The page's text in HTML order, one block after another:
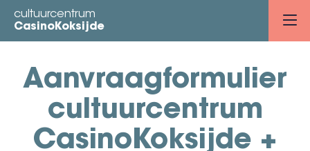
Overslaan
naar
inhoud
cultuurcentrum
CasinoKoksijde
Aanvraagformulier
cultuurcentrum
CasinoKoksijde +